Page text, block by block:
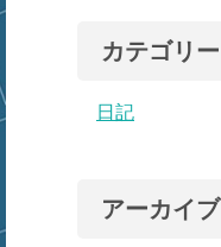
カテゴリー
日記
アーカイブ